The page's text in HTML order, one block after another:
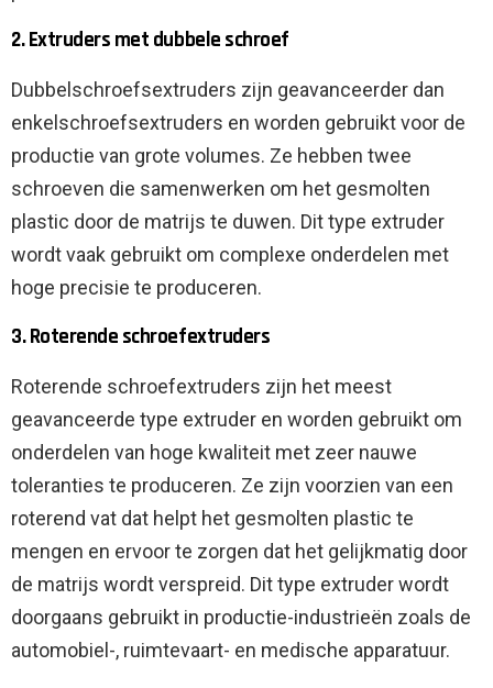
2. Extruders met dubbele schroef
Dubbelschroefsextruders zijn geavanceerder dan
enkelschroefsextruders en worden gebruikt voor de
productie van grote volumes. Ze hebben twee
schroeven die samenwerken om het gesmolten
plastic door de matrijs te duwen. Dit type extruder
wordt vaak gebruikt om complexe onderdelen met
hoge precisie te produceren.
3. Roterende schroefextruders
Roterende schroefextruders zijn het meest
geavanceerde type extruder en worden gebruikt om
onderdelen van hoge kwaliteit met zeer nauwe
toleranties te produceren. Ze zijn voorzien van een
roterend vat dat helpt het gesmolten plastic te
mengen en ervoor te zorgen dat het gelijkmatig door
de matrijs wordt verspreid. Dit type extruder wordt
doorgaans gebruikt in productie-industrieën zoals de
automobiel-, ruimtevaart- en medische apparatuur.